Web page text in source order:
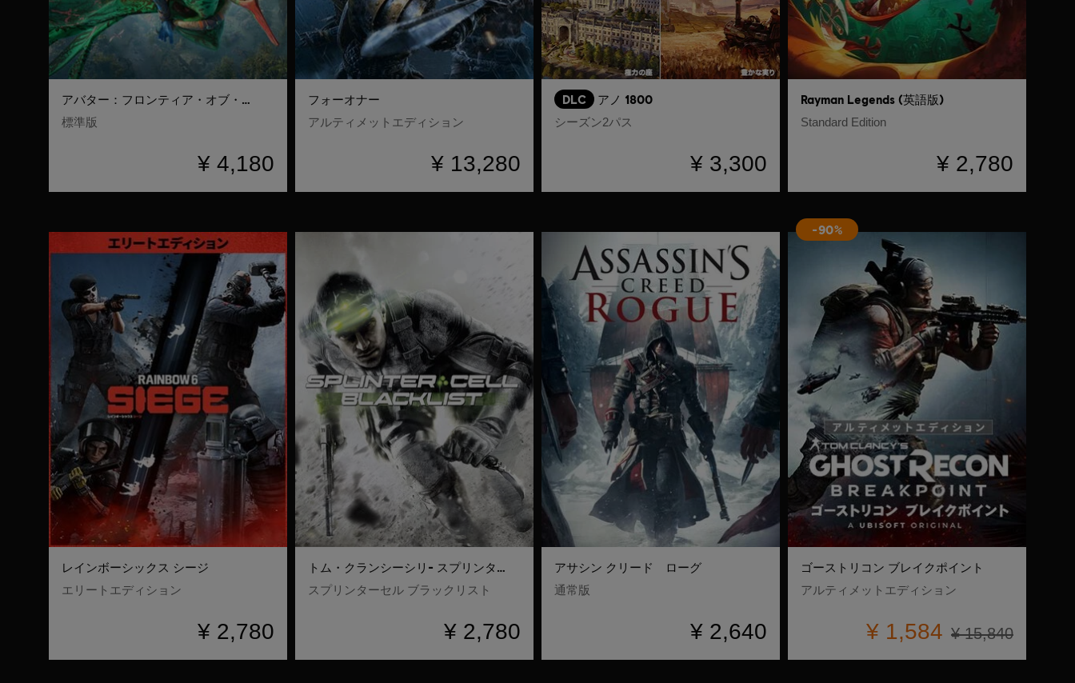
アバター：フロンティア・オブ・パンドラ
標準版
¥ 4,180
フォーオナー
アルティメットエディション
¥ 13,280
DLC アノ 1800
シーズン2パス
¥ 3,300
Rayman Legends (英語版)
Standard Edition
¥ 2,780
レインボーシックス シージ
エリートエディション
¥ 2,780
トム・クランシーシリ- スプリンターセル ブラックリスト
スプリンターセル ブラックリスト
¥ 2,780
アサシン クリード ローグ
通常版
¥ 2,640
-90%
ゴーストリコン ブレイクポイント
アルティメットエディション
¥ 1,584 ¥ 15,840